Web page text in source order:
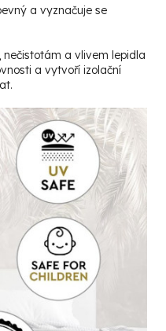
a vyznačuje se
nečistotám a vlivem lepidla
a vytvoří izolační